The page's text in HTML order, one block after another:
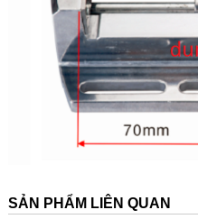
SẢN PHẨM LIÊN QUAN